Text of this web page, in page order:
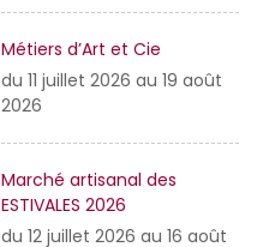
Métiers d’Art et Cie
du 11 juillet 2026 au 19 août
2026
Marché artisanal des
ESTIVALES 2026
du 12 juillet 2026 au 16 août